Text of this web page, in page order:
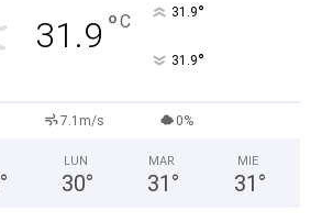
31.9 °C 31.9°
31.9°
7.1m/s 0%
°
LUN
30°
MAR
31 °
MIE
31 °